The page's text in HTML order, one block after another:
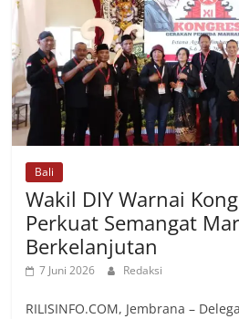
Bali
Wakil DIY Warnai
Perkuat Semangat
Berkelanjutan
7 Juni 2026 Redaksi
RILISINFO.COM, Jembrana –